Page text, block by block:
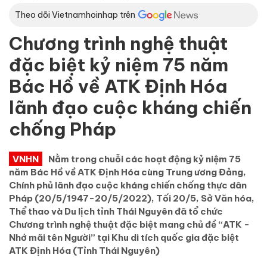
Theo dõi Vietnamhoinhap trên
Chương trình nghệ thuật
đặc biệt kỷ niệm 75 năm
Bác Hồ về ATK Định Hóa
lãnh đạo cuộc kháng chiến
chống Pháp
VNHN
Nằm trong chuỗi các hoạt động kỷ niệm 75
năm Bác Hồ về ATK Định Hóa cùng Trung ương Đảng,
Chính phủ lãnh đạo cuộc kháng chiến chống thực dân
Pháp (20/5/1947-20/5/2022), Tối 20/5, Sở Văn hóa,
Thể thao và Du lịch tỉnh Thái Nguyên đã tổ chức
Chương trình nghệ thuật đặc biệt mang chủ đề “ATK -
Nhớ mãi tên Người” tại Khu di tích quốc gia đặc biệt
ATK Định Hóa (Tỉnh Thái Nguyên)